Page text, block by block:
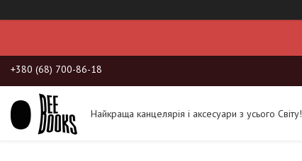
+380 (68) 700-86-18
Найкраща канцелярія і аксесуари з усього Світу!